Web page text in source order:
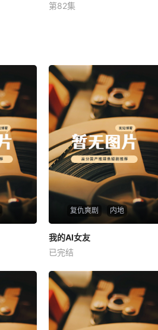
未知
第82集
复仇爽剧 内地
我的AI女友
未知
我的AI女友
已完结